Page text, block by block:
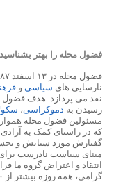
است
فضول محله را بهتر بشناسید
نارسایی های سیاسی و
نقد می پردازد. هدف
رسیدن به دموکراسی،
مسئولین فضول محله همواره
که در راستای کمک به
گفتارش مورد ستایش و
مبنای سیاست نادرست
انتقاد و اعتراض گروه ما
گرامی، همه روزه بیشتر از ۱۰،۰۰۰ نفر از این سایت دیدن می کنند.